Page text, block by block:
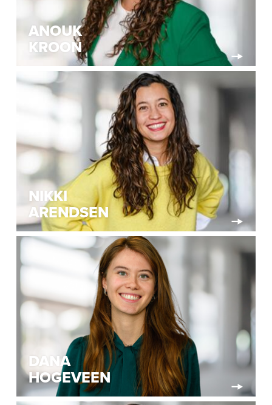
ANOUK
KROON
NIKKI
ARENDSEN
DANA
HOGEVEEN